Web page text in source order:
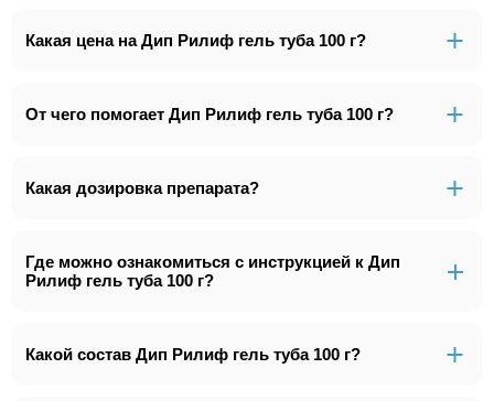
Какая цена на Дип Рилиф гель туба 100 г?
От чего помогает Дип Рилиф гель туба 100 г?
Какая дозировка препарата?
Где можно ознакомиться с инструкцией к Дип
Рилиф гель туба 100 г?
Какой состав Дип Рилиф гель туба 100 г?